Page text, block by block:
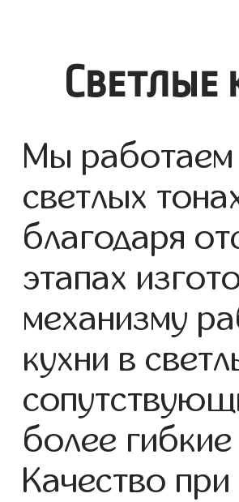
Светлые
Мы работаем
светлых
благодаря
этапах
механизму
кухни в
более
Качество